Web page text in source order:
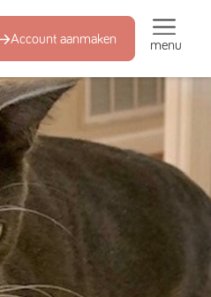
Account aanmaken menu